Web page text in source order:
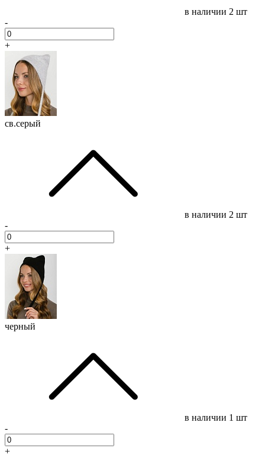
в наличии 2 шт
-
+
св.серый
в наличии 2 шт
-
+
черный
в наличии 1 шт
-
+